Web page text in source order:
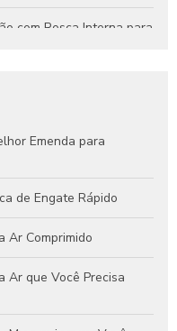
com Rosca Interna para
e Dicas para
Benefícios, Usos e
Emenda para
de Engate Rápido
Ar Comprimido
Ar que Você Precisa